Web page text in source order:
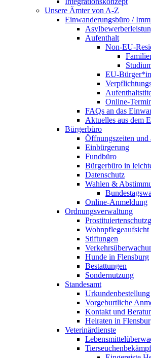
Unsere Ämter von A-Z
Einwanderungsbüro /
Aufenthalt
Non-EU-
EU-
Online-
FAQs an das
Aktuelles aus dem
Bürgerbüro
Öffnungszeiten und
Einbürgerung
Fundbüro
Bürgerbüro in
Datenschutz
Wahlen &
Online-Anmeldung
Ordnungsverwaltung
Wohnpflegeaufsicht
Stiftungen
Hunde in Flensburg
Bestattungen
Sondernutzung
Standesamt
Urkundenbestellung
Vorgeburtliche
Kontakt und
Heiraten in
Veterinärdienste